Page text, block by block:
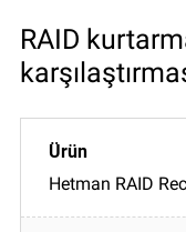
RAID
Hetman RAID